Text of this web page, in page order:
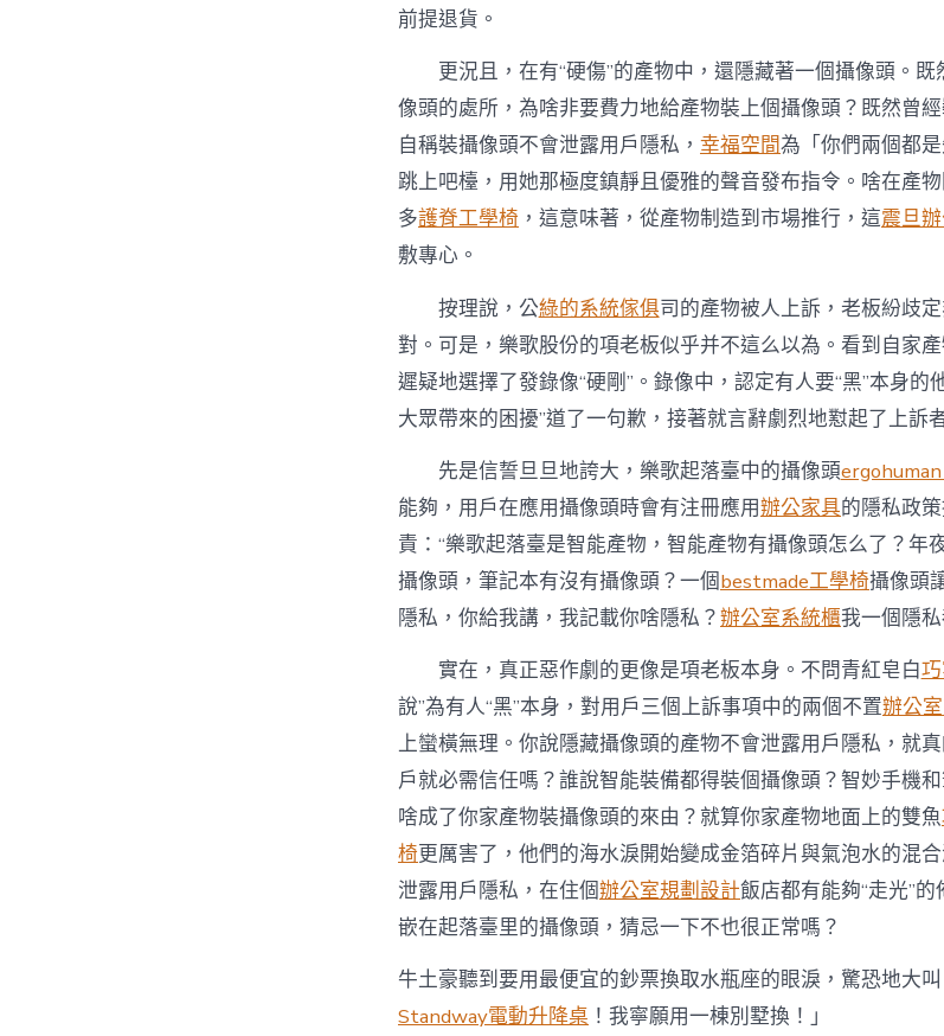
前提退貨。
更況且，在有“硬傷”的產物中，還隱藏著一個攝像頭。
像頭的處所，為啥非要費力地給產物裝上個攝像頭？既然曾
自稱裝攝像頭不會泄露用戶隱私， 幸福空間為「你們兩個都
跳上吧檯，用她那極度鎮靜且優雅的聲音發布指令。啥在產
多護脊工學椅 ，這意味著，從產物制造到市場推行，這震旦
敷專心。
按理說，公綠的系統傢俱司的產物被人上訴，老板紛歧
對。可是，樂歌股份的項老板似乎并不這么以為。看到自家
遲疑地選擇了發錄像“硬剛”。錄像中，認定有人要“黑”本身的
大眾帶來的困擾”道了一句歉，接著就言辭劇烈地懟起了上訴
先是信誓旦旦地誇大，樂歌起落臺中的攝像頭
能夠，用戶在應用攝像頭時會有注冊應用辦公家具的隱私政
責：“樂歌起落臺是智能產物，智能產物有攝像頭怎么了？年
攝像頭，筆記本有沒有攝像頭？一個bestmade工學椅攝像頭
隱私，你給我講，我記載你啥隱私？辦公室系統櫃我一個隱
實在，真正惡作劇的更像是項老板本身。不問青紅皂白
說”為有人“黑”本身，對用戶三個上訴事項中的兩個不置辦公
上蠻橫無理。你說隱藏攝像頭的產物不會泄露用戶隱私，就
戶就必需信任嗎？誰說智能裝備都得裝個攝像頭？智妙手機
啥成了你家產物裝攝像頭的來由？就算你家產物地面上的雙魚
椅更厲害了，他們的海水淚開始變成金箔碎片與氣泡水的混
泄露用戶隱私，在住個辦公室規劃設計飯店都有能夠“走光”
嵌在起落臺里的攝像頭，猜忌一下不也很正常嗎？
牛土豪聽到要用最便宜的鈔票換取水瓶座的眼淚，驚恐地大
Standway電動升降桌 ！我寧願用一棟別墅換！」